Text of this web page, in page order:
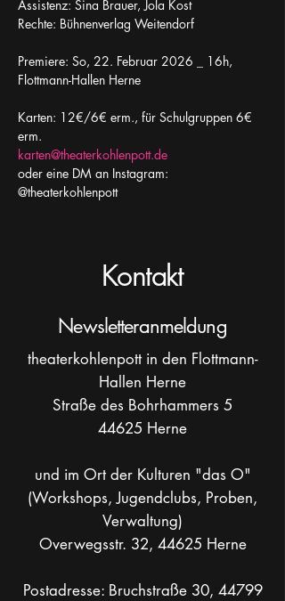
Assistenz: Sina Brauer, Jola Kost
Rechte: Bühnenverlag Weitendorf
Premiere: So, 22. Februar 2026 _ 16h,
Flottmann-Hallen Herne
Karten: 12€/6€ erm., für Schulgruppen 6€
erm.
karten@theaterkohlenpott.de
oder eine DM an Instagram:
@theaterkohlenpott
Kontakt
Newsletteranmeldung
theaterkohlenpott in den Flottmann-
Hallen Herne
Straße des Bohrhammers 5
44625 Herne
und im Ort der Kulturen "das O"
(Workshops, Jugendclubs, Proben,
Verwaltung)
Overwegsstr. 32, 44625 Herne
Postadresse: Bruchstraße 30, 44799